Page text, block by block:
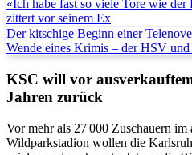
«Ich habe fast so viele Tore wie
zittert vor seinem Ex
Der kitschige Beginn einer
Wende eines Krimis – der HSV
KSC will vor
Jahren zurück
Vor mehr als 27'000 Zuschauern im
Wildparkstadion wollen die